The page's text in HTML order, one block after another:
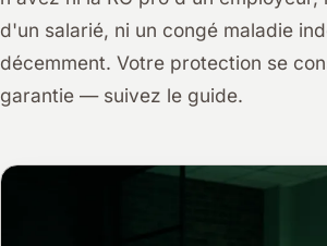
d'un salarié, ni un congé maladie
décemment. Votre protection se
garantie — suivez le guide.